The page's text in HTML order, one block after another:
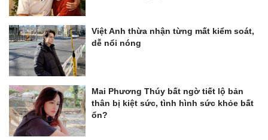
Việt Anh thừa nhận từng mất kiểm soát,
dễ nổi nóng
Mai Phương Thúy bất ngờ tiết lộ bản
thân bị kiệt sức, tình hình sức khỏe bất
ổn?